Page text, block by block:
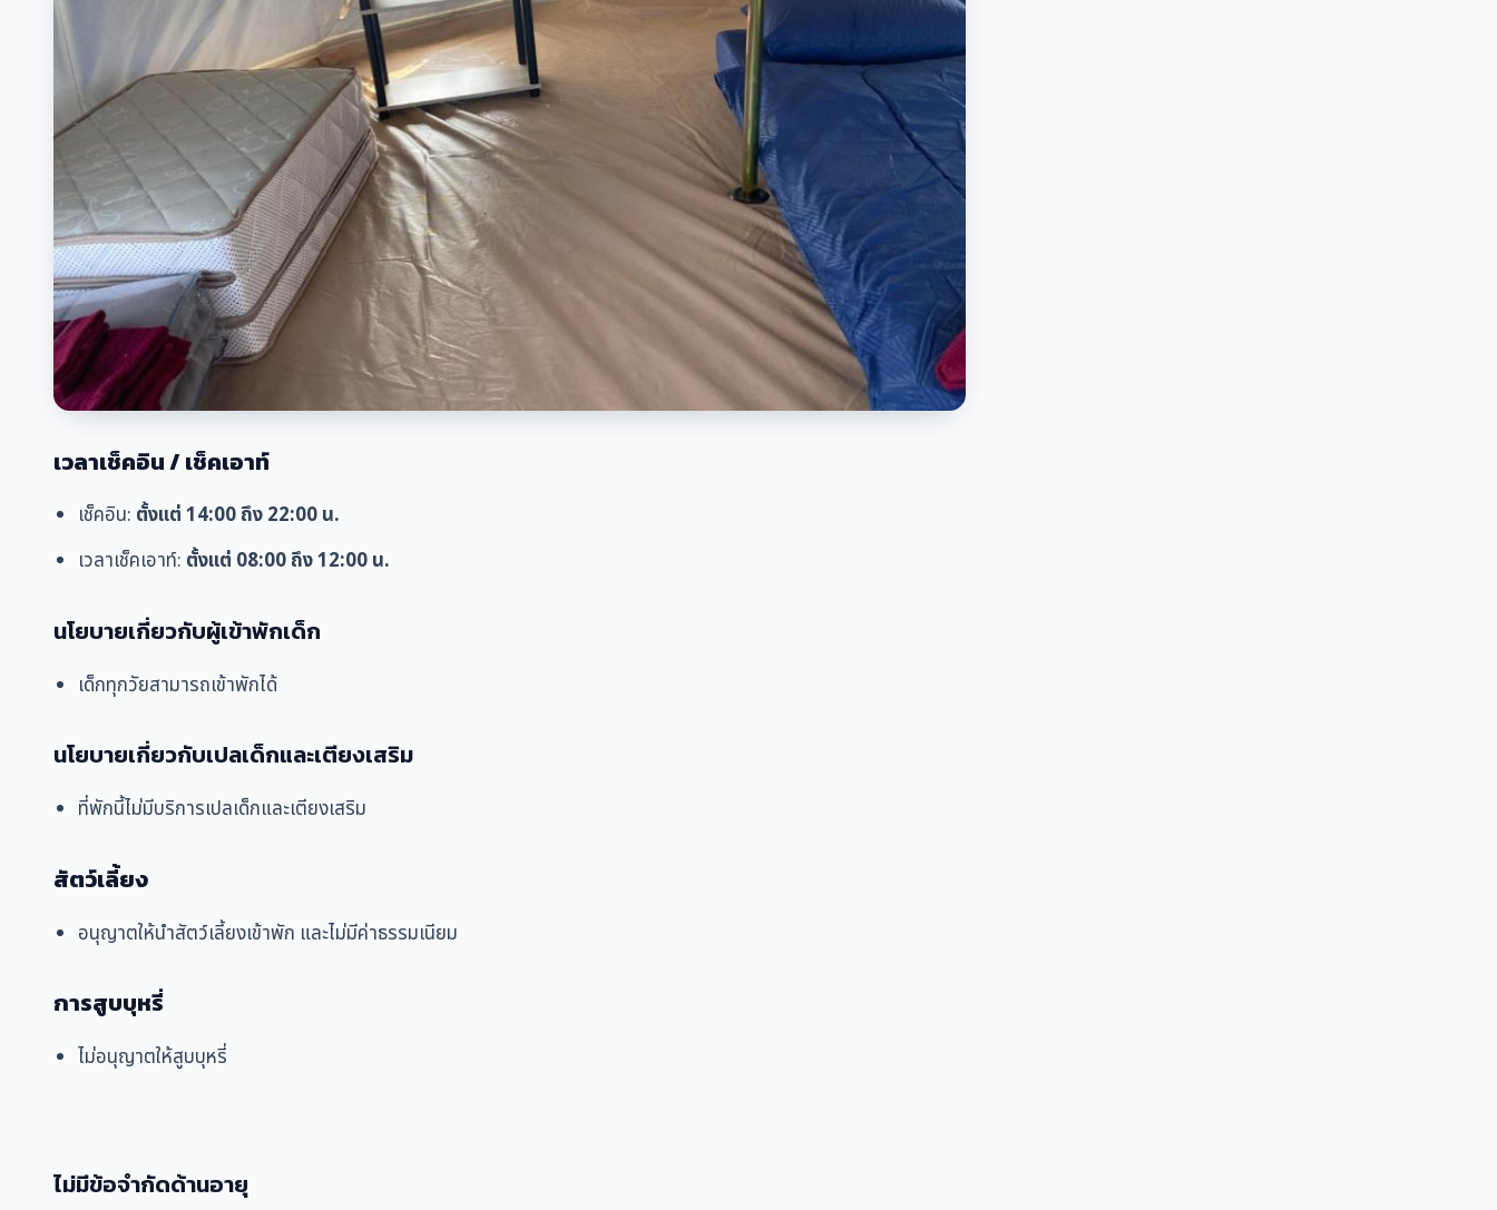
เวลาเช็คอิน / เช็คเอาท์
เช็คอิน: ตั้งแต่ 14:00 ถึง 22:00น.
เวลาเช็คเอาท์: ตั้งแต่ 08:00 ถึง 12:00น.
นโยบายเกี่ยวกับผู้เข้าพักเด็ก
เด็กทุกวัยสามารถเข้าพักได้
นโยบายเกี่ยวกับเปลเด็กและเตียงเสริม
ที่พักนี้ไม่มีบริการเปลเด็กและเตียงเสริม
สัตว์เลี้ยง
อนุญาตให้นำสัตว์เลี้ยงเข้าพัก และไม่มีค่าธรรมเนียม
การสูบบุหรี่
ไม่อนุญาตให้สูบบุหรี่
ไม่มีข้อจำกัดด้านอายุ